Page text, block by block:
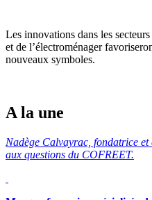
Les innovations dans les
et de l’électroménager
nouveaux symboles.
A la une
Nadège Calvayrac, fondatrice
aux questions du COFREET.